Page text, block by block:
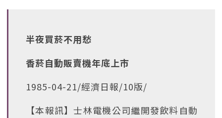
半夜買菸不用愁
香菸自動販賣機年底上市
1985-04-21/經濟日報/10版/
【本報訊】士林電機公司繼開發飲料自動